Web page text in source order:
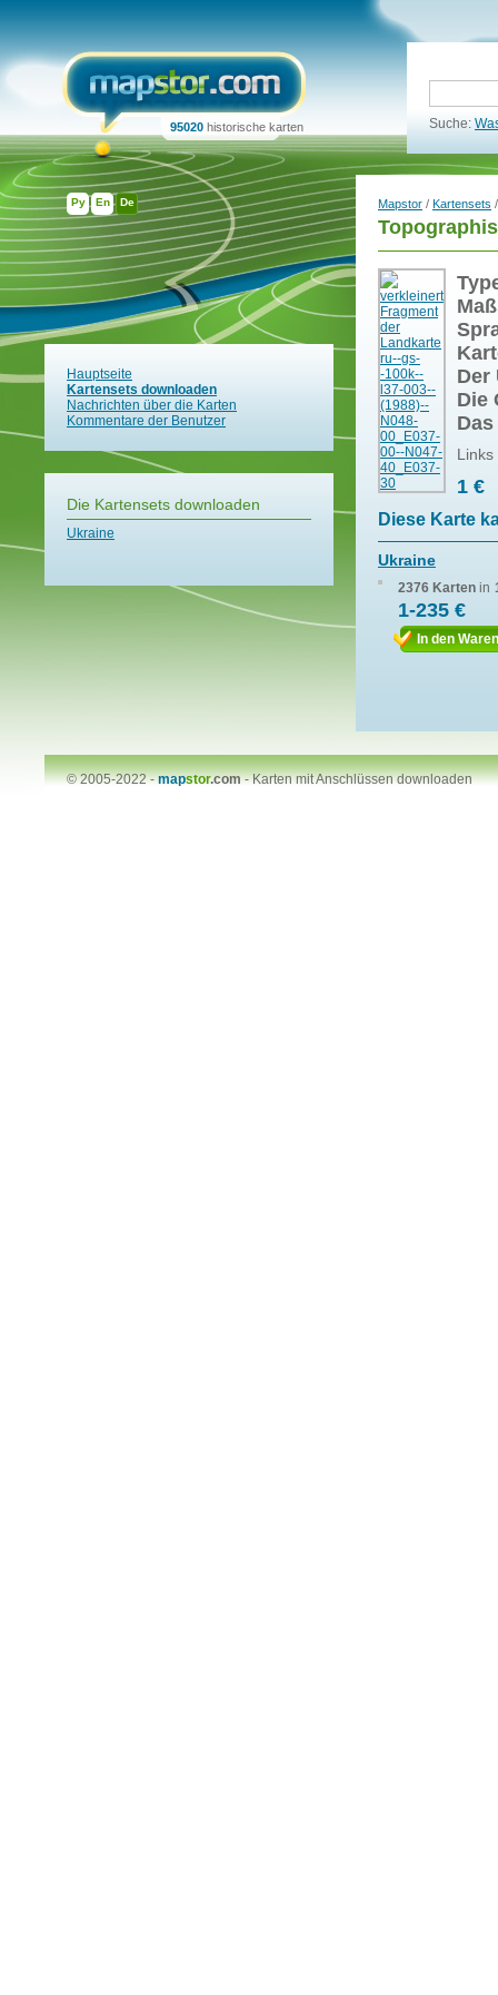
Ру En De
95020 historische karten Suche:
Hauptseite
Kartensets downloaden
Nachrichten über die Karten
Kommentare der Benutzer
Die Kartensets downloaden
Ukraine
Mapstor / Kartensets
Der
Die
1 €
Diese Karte
Ukraine
2376 Karten in
1-235 €
In den
© 2005-2022 -mapstor.com-Karten mit Anschlüssen downloaden